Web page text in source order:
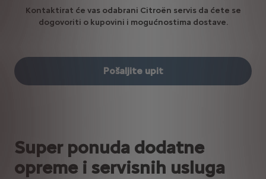
Kontaktirat će vas odabrani Citroën servis da ćete se
dogovoriti o kupovini i mogućnostima dostave.
Pošaljite upit
Super ponuda dodatne
opreme i servisnih usluga